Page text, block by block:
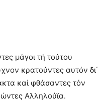
μάγοι τή τούτου
κρατούντες αυτόν δι΄
καί φθάσαντες τόν
Αλληλούϊα.